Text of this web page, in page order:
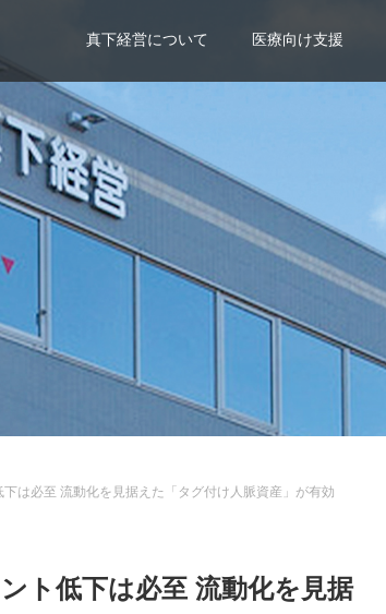
真下経営について 医療向け支援
は必至 流動化を見据えた「タグ付け人脈資産」が有効
ト低下は必至 流動化を見据